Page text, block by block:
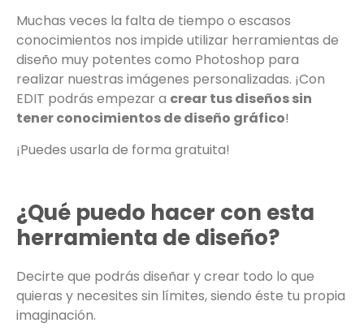
Muchas veces la falta de tiempo o escasos
conocimientos nos impide utilizar herramientas de
diseño muy potentes como Photoshop para
realizar nuestras imágenes personalizadas. ¡Con
EDIT podrás empezar a crear tus diseños sin
tener conocimientos de diseño gráfico!
¡Puedes usarla de forma gratuita!
¿Qué puedo hacer con esta
herramienta de diseño?
Decirte que podrás diseñar y crear todo lo que
quieras y necesites sin límites, siendo éste tu propia
imaginación.